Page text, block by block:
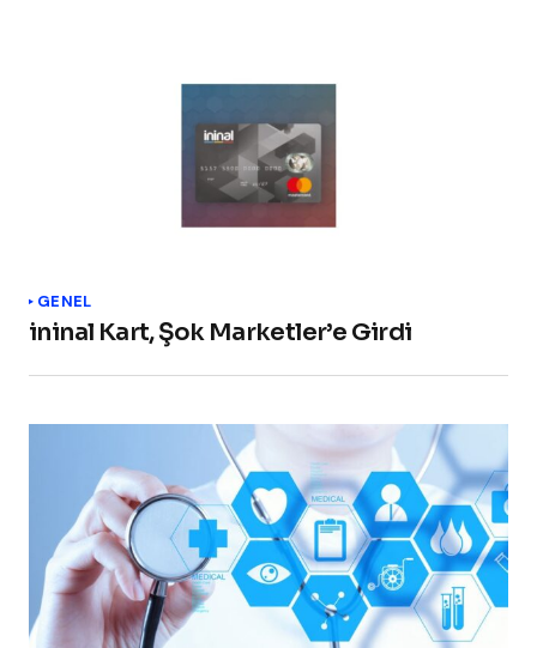
GENEL
ininal Kart, Şok Marketler’e Girdi